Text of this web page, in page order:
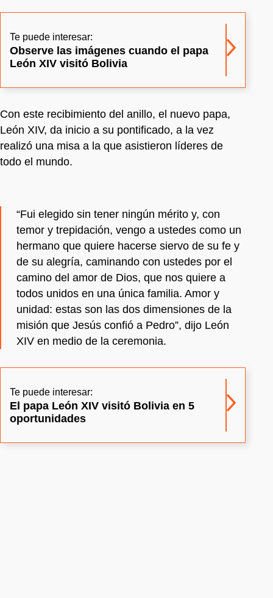
Te puede interesar:
Observe las imágenes cuando el papa
León XIV visitó Bolivia
Con este recibimiento del anillo, el nuevo papa,
León XIV, da inicio a su pontificado, a la vez
realizó una misa a la que asistieron líderes de
todo el mundo.
“Fui elegido sin tener ningún mérito y, con
temor y trepidación, vengo a ustedes como un
hermano que quiere hacerse siervo de su fe y
de su alegría, caminando con ustedes por el
camino del amor de Dios, que nos quiere a
todos unidos en una única familia. Amor y
unidad: estas son las dos dimensiones de la
misión que Jesús confió a Pedro”, dijo León
XIV en medio de la ceremonia.
Te puede interesar:
El papa León XIV visitó Bolivia en 5
oportunidades